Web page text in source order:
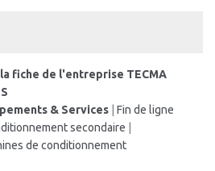
fiche de l'entreprise TECMA
& Services | Fin de ligne
secondaire |
de conditionnement